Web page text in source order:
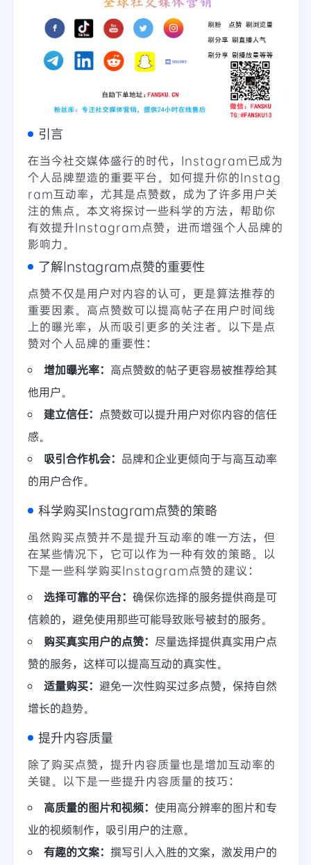
引言
在当今社交媒体盛行的时代，Instagram已成为
个人品牌塑造的重要平台。如何提升你的Instag
ram互动率，尤其是点赞数，成为了许多用户关
注的焦点。本文将探讨一些科学的方法，帮助你
有效提升Instagram点赞，进而增强个人品牌的
影响力。
了解Instagram点赞的重要性
点赞不仅是用户对内容的认可，更是算法推荐的
重要因素。高点赞数可以提高帖子在用户时间线
上的曝光率，从而吸引更多的关注者。以下是点
赞对个人品牌的重要性：
增加曝光率： 高点赞数的帖子更容易被推荐给其
他用户。
建立信任： 点赞数可以提升用户对你内容的信任
感。
吸引合作机会： 品牌和企业更倾向于与高互动率
的用户合作。
科学购买Instagram点赞的策略
虽然购买点赞并不是提升互动率的唯一方法，但
在某些情况下，它可以作为一种有效的策略。以
下是一些科学购买Instagram点赞的建议：
选择可靠的平台： 确保你选择的服务提供商是可
信赖的，避免使用那些可能导致账号被封的服务。
购买真实用户的点赞： 尽量选择提供真实用户点
赞的服务，这样可以提高互动的真实性。
适量购买： 避免一次性购买过多点赞，保持自然
增长的趋势。
提升内容质量
除了购买点赞，提升内容质量也是增加互动率的
关键。以下是一些提升内容质量的技巧：
高质量的图片和视频： 使用高分辨率的图片和专
业的视频制作，吸引用户的注意。
有趣的文案： 撰写引人入胜的文案，激发用户的